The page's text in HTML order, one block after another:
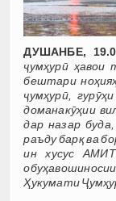
ДУШАНБЕ,
ҷумҳурӣ
бештари
ҷумҳурӣ,
доманакӯҳии
дар назар
раъду барқ ва
ин хусус
Ҳукумати